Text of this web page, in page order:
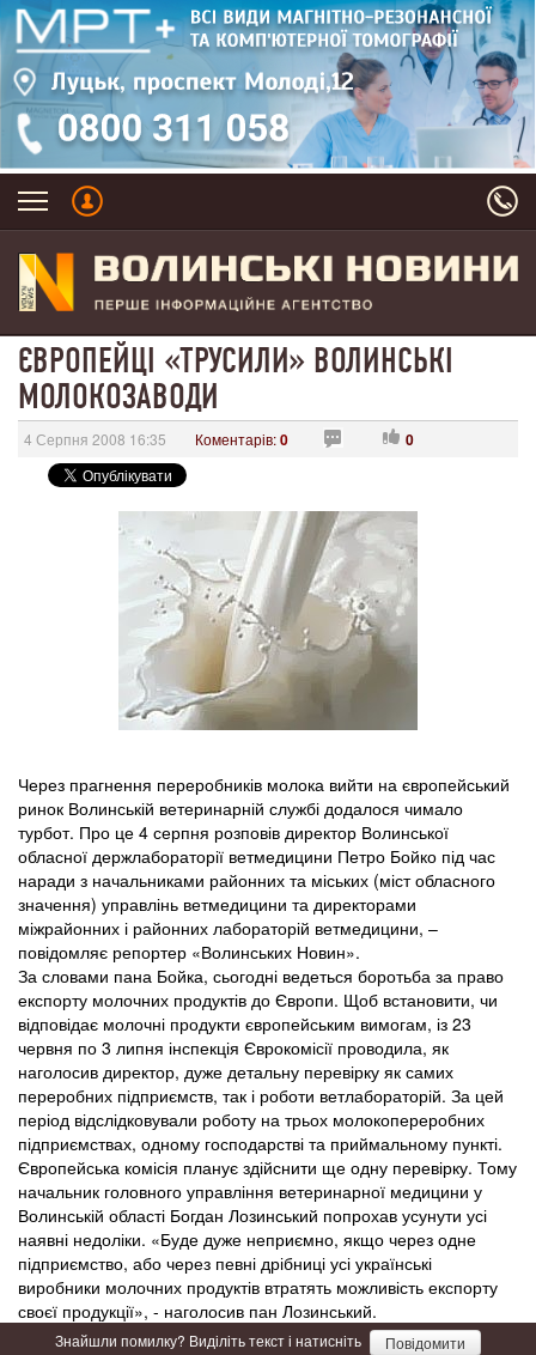
ЄВРОПЕЙЦІ «ТРУСИЛИ» ВОЛИНСЬКІ
МОЛОКОЗАВОДИ
4 Серпня 2008 16:35 Коментарів:0 0
Через прагнення переробників молока вийти на європейський
ринок Волинській ветеринарній службі додалося чимало
турбот. Про це 4 серпня розповів директор Волинської
обласної держлабораторії ветмедицини Петро Бойко під час
наради з начальниками районних та міських (міст обласного
значення) управлінь ветмедицини та директорами
міжрайонних і районних лабораторій ветмедицини, –
повідомляє репортер «Волинських Новин».
За словами пана Бойка, сьогодні ведеться боротьба за право
експорту молочних продуктів до Європи. Щоб встановити, чи
відповідає молочні продукти європейським вимогам, із 23
червня по 3 липня інспекція Єврокомісії проводила, як
наголосив директор, дуже детальну перевірку як самих
переробних підприємств, так і роботи ветлабораторій. За цей
період відслідковували роботу на трьох молокопереробних
підприємствах, одному господарстві та приймальному пункті.
Європейська комісія планує здійснити ще одну перевірку. Тому
начальник головного управління ветеринарної медицини у
Волинській області Богдан Лозинський попрохав усунути усі
наявні недоліки. «Буде дуже неприємно, якщо через одне
підприємство, або через певні дрібниці усі українські
виробники молочних продуктів втратять можливість експорту
своєї продукції», - наголосив пан Лозинський.
Знайшли помилку? Виділіть текст і натисніть Повідомити